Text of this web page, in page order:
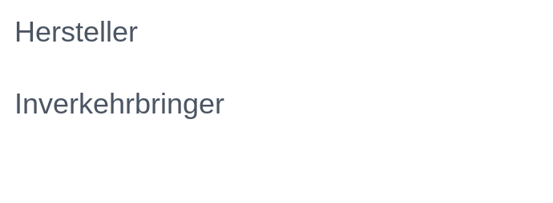
Hersteller
Inverkehrbringer